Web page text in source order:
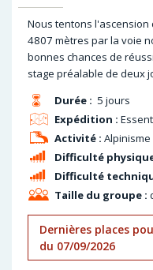
Nous tentons l'ascension
4807 mètres par la voie
bonnes chances de
stage préalable de deux
Durée : 5 jours
Difficulté
Expédition :
Difficulté
Activité : Alpinisme
Taille du groupe :
Dernières places
du 07/09/2026